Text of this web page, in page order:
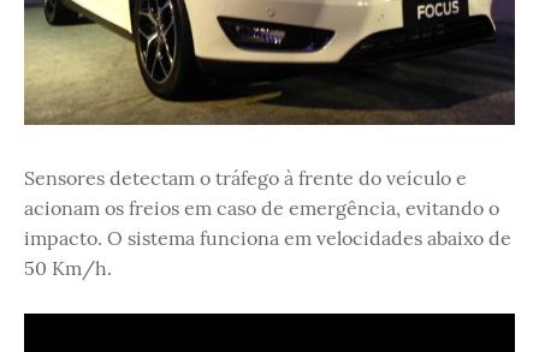
Sensores detectam o tráfego à frente do veículo e
acionam os freios em caso de emergência, evitando o
impacto. O sistema funciona em velocidades abaixo de
50 Km/h.